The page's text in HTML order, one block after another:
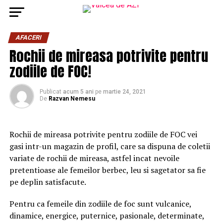
AFACERI
Rochii de mireasa potrivite pentru
zodiile de FOC!
Publicat acum 5 ani pe martie 24, 2021
De Razvan Nemesu
Rochii de mireasa potrivite pentru zodiile de FOC vei
gasi intr-un magazin de profil, care sa dispuna de coletii
variate de rochii de mireasa, astfel incat nevoile
pretentioase ale femeilor berbec, leu si sagetator sa fie
pe deplin satisfacute.
Pentru ca femeile din zodiile de foc sunt vulcanice,
dinamice, energice, puternice, pasionale, determinate,